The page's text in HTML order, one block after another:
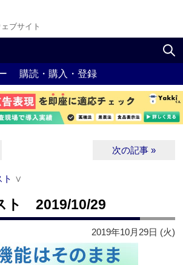
ブサイト
購読・購入・登録
次の記事 »
∨
ト 2019/10/29
2019年10月29日 (火)